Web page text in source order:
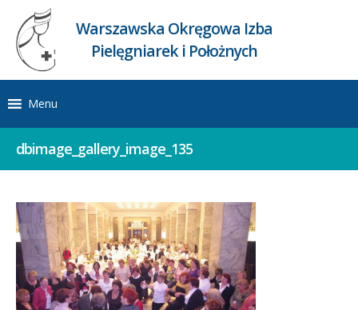
Warszawska Okręgowa Izba
Pielęgniarek i Położnych
Menu
dbimage_gallery_image_135